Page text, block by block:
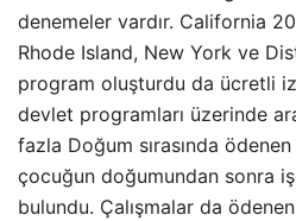
denemeler vardır. California
Rhode Island, New York ve
program oluşturdu da ücretli
devlet programları üzerinde
fazla Doğum sırasında
çocuğun doğumundan sonra
bulundu. Çalışmalar da